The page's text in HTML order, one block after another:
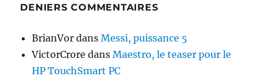
DENIERS COMMENTAIRES
BrianVor dansMessi, puissance 5
VictorCrore dansMaestro, le teaser pour le
HP TouchSmart PC